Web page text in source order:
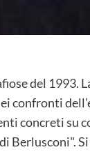
del 1993.
confronti
concreti
Berlusconi".